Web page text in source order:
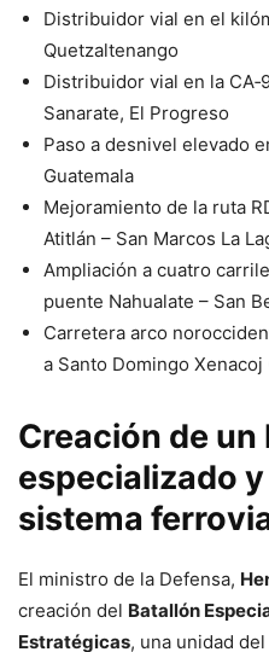
Distribuidor vial en el
Quetzaltenango
Distribuidor vial en la
Sanarate, El Progreso
Paso a desnivel elevado
Guatemala
Mejoramiento de la ruta
Atitlán – San Marcos La
Ampliación a cuatro
puente Nahualate – San
Carretera arco
a Santo Domingo Xenacoj
Creación de un
especializado
sistema
El ministro de la Defensa,
creación del Batallón
Estratégicas, una unidad